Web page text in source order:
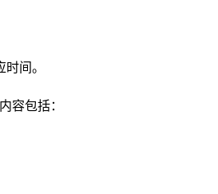
间。
容包括：